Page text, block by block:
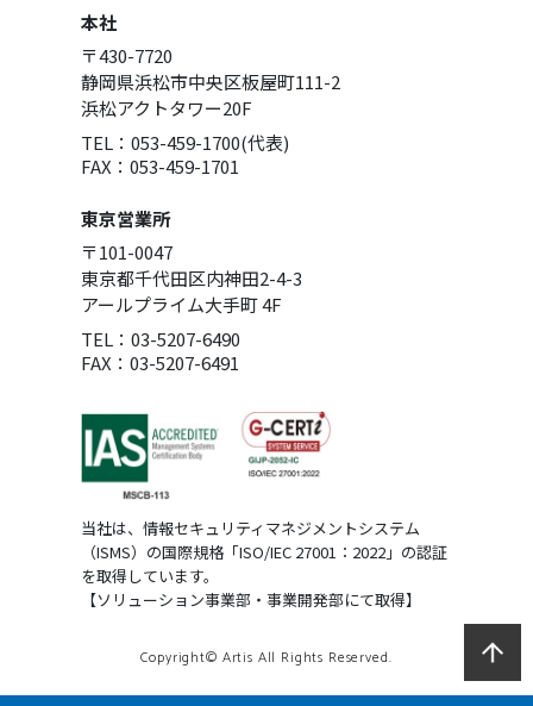
本社
〒430-7720
静岡県浜松市中央区板屋町111-2
浜松アクトタワー20F
TEL：053-459-1700(代表)
FAX：053-459-1701
東京営業所
〒101-0047
東京都千代田区内神田2-4-3
アールプライム大手町 4F
TEL：03-5207-6490
FAX：03-5207-6491
当社は、情報セキュリティマネジメントシステム
（ISMS）の国際規格「ISO/IEC 27001：2022」の認証
を取得しています。
【ソリューション事業部・事業開発部にて取得】
Copyright© Artis All Rights Reserved.